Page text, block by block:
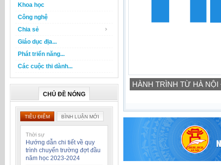
Khoa học
Công nghệ
Chia sẻ
Giáo dục địa...
Phát triển năng...
Các cuộc thi dành...
CHỦ ĐỀ NÓNG
TIÊU ĐIỂM BÌNH LUẬN MỚI
Thời sự
Hướng dẫn chi tiết về quy
trình chuyển trường đợt đầu
năm học 2023-2024
HÀNH TRÌNH TỪ HÀ